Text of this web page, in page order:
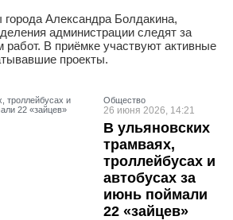
Александра Болдакина,
администрации следят за
работ. В приёмке участвуют активные
проекты.
Общество
26 июня 2026, 14:21
В ульяновских
трамваях,
троллейбусах и
автобусах за
июнь поймали
22 «зайцев»